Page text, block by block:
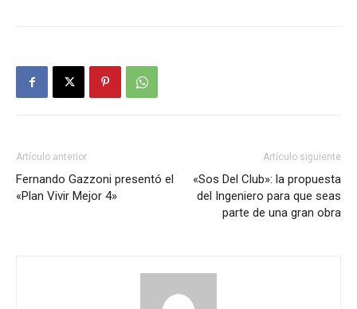
Artículo anterior
Fernando Gazzoni presentó el
«Plan Vivir Mejor 4»
Artículo siguiente
«Sos Del Club»: la propuesta
del Ingeniero para que seas
parte de una gran obra